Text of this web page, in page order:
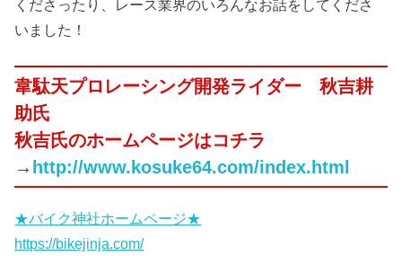
くださったり、レース業界のいろんなお話をしてくださ
いました！
韋駄天プロレーシング開発ライダー 秋吉耕
助氏
秋吉氏のホームページはコチラ
→ http://www.kosuke64.com/index.html
★バイク神社ホームページ★
https://bikejinja.com/